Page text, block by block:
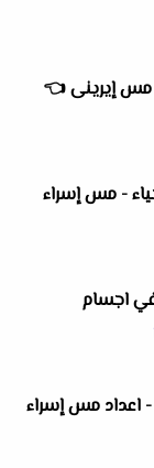
مس إيرينى👈
- مس إسراء
في اجسام
- اعداد مس إسراء